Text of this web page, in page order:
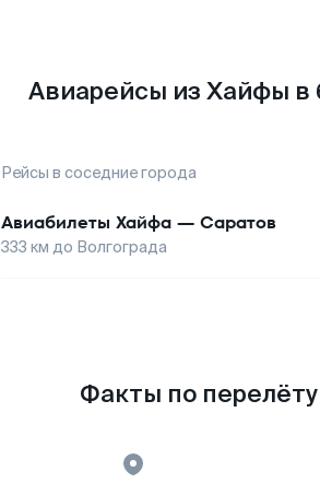
Авиарейсы из Хайфы в
Рейсы в соседние города
Авиабилеты Хайфа — Саратов
333 км до Волгограда
Факты по перелёту